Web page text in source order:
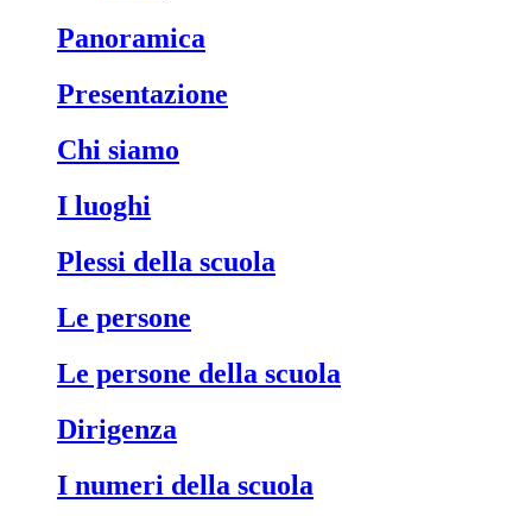
Panoramica
Presentazione
Chi siamo
I luoghi
Plessi della scuola
Le persone
Le persone della scuola
Dirigenza
I numeri della scuola